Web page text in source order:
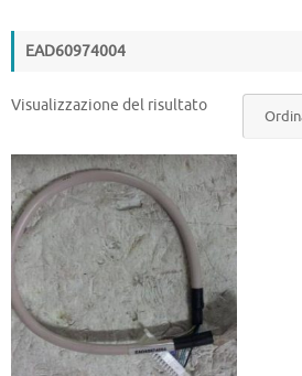
EAD60974004
Visualizzazione del risultato